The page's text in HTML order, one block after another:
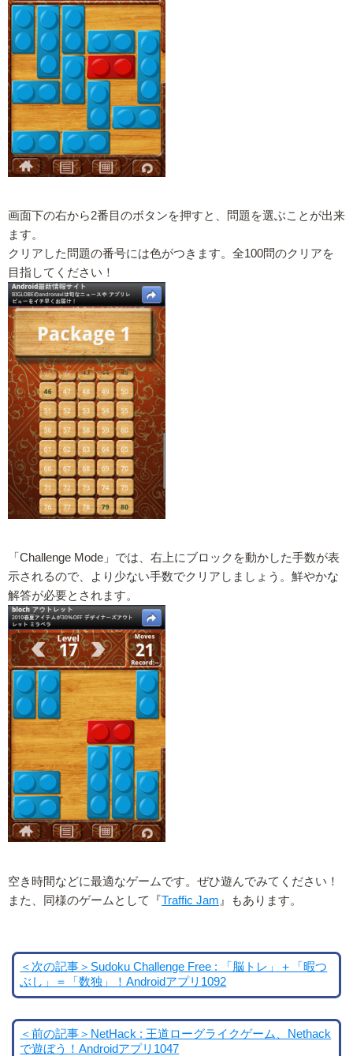
画面下の右から2番目のボタンを押すと、問題を選ぶことが出来
ます。
クリアした問題の番号には色がつきます。全100問のクリアを
目指してください！
「Challenge Mode」では、右上にブロックを動かした手数が表
示されるので、より少ない手数でクリアしましょう。鮮やかな
解答が必要とされます。
空き時間などに最適なゲームです。ぜひ遊んでみてください！
また、同様のゲームとして『Traffic Jam 』もあります。
＜次の記事＞Sudoku Challenge Free : 「脳トレ」＋「暇つ
ぶし」＝「数独」！Androidアプリ1092
＜前の記事＞NetHack : 王道ローグライクゲーム、Nethack
で遊ぼう！Androidアプリ1047